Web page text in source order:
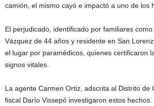
camión, el mismo cayó e impactó a uno de los
El perjudicado, identificado por familiares
Vázquez de 44 años y residente en San
el lugar por paramédicos, quienes certificaron
signos vitales.
La agente Carmen Ortiz, adscrita al Distrito de
fiscal Darío Vissepó investigaron estos hechos.